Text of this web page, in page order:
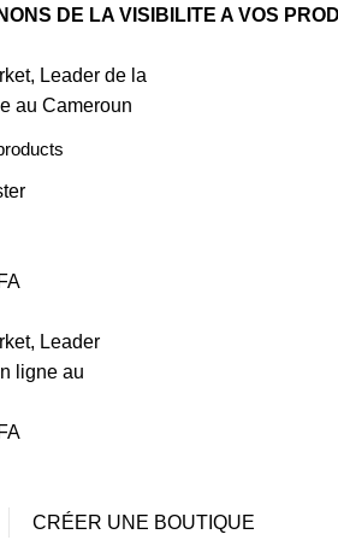
DE LA VISIBILITE A VOS
CRÉER UNE BOUTIQUE